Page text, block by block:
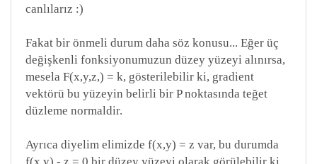
canlılarız :)
Fakat bir önmeli durum daha söz konusu... Eğer üç
değişkenli fonksiyonumuzun düzey yüzeyi alınırsa,
mesela F(x,y,z,) = k, gösterilebilir ki, gradient
vektörü bu yüzeyin belirli bir P noktasında teğet
düzleme normaldir.
Ayrıca diyelim elimizde f(x,y) = z var, bu durumda